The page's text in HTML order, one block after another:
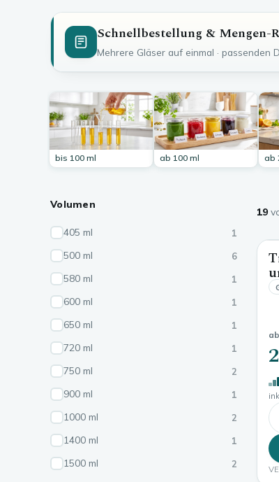
Schnellbestellung & Mengen-
Mehrere Gläser auf einmal · passenden
bis 100 ml ab 100 ml ab
Volumen
405 ml 1
500 ml 6
580 ml 1
600 ml 1
650 ml 1
720 ml 1
750 ml 2
900 ml 1
1000 ml 2
1400 ml 1
1500 ml 2
19
ab